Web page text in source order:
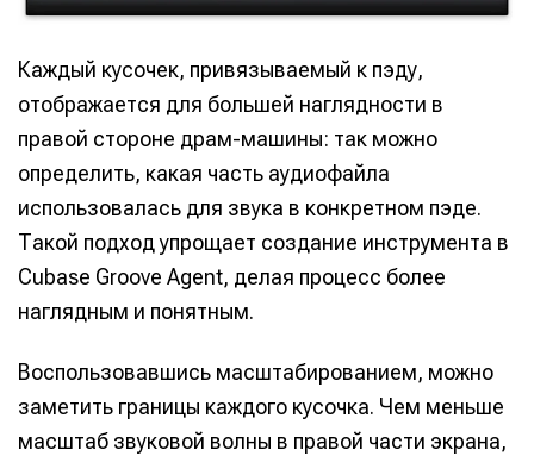
добавлять материалы в избранное и пользоваться
всеми возможностями сайта.
добавлять материалы в избранное и пользоваться
всеми возможностями сайта.
добавлять материалы в избранное и пользоваться
всеми возможностями сайта.
Исполнение
Продакшн
Инструменты
Оборудование
Софт
Сцена
🎙️ Подкаст Миксер
📖 Источники информации
🎁 Бесплатные VST
📻 Выбираем
добавлять материалы в избранное и пользоваться
всеми возможностями сайта.
Исполнение
Продакшн
Инструменты
Оборудование
Софт
Сцена
🎙️ Подкаст Миксер
📖 Источники информации
🎁 Бесплатные VST
📻 Выбираем
Каждый кусочек, привязываемый к пэду,
отображается для большей наглядности в
правой стороне драм-машины: так можно
определить, какая часть аудиофайла
использовалась для звука в конкретном пэде.
Такой подход упрощает создание инструмента в
Cubase Groove Agent, делая процесс более
наглядным и понятным.
Воспользовавшись масштабированием, можно
заметить границы каждого кусочка. Чем меньше
масштаб звуковой волны в правой части экрана,